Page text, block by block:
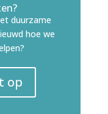
duurzame
hoe we
op